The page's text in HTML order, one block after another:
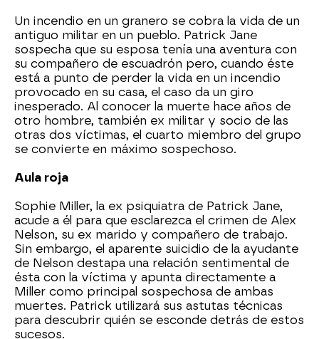
Un incendio en un granero se cobra la vida de un
antiguo militar en un pueblo. Patrick Jane
sospecha que su esposa tenía una aventura con
su compañero de escuadrón pero, cuando éste
está a punto de perder la vida en un incendio
provocado en su casa, el caso da un giro
inesperado. Al conocer la muerte hace años de
otro hombre, también ex militar y socio de las
otras dos víctimas, el cuarto miembro del grupo
se convierte en máximo sospechoso.
Aula roja
Sophie Miller, la ex psiquiatra de Patrick Jane,
acude a él para que esclarezca el crimen de Alex
Nelson, su ex marido y compañero de trabajo.
Sin embargo, el aparente suicidio de la ayudante
de Nelson destapa una relación sentimental de
ésta con la víctima y apunta directamente a
Miller como principal sospechosa de ambas
muertes. Patrick utilizará sus astutas técnicas
para descubrir quién se esconde detrás de estos
sucesos.